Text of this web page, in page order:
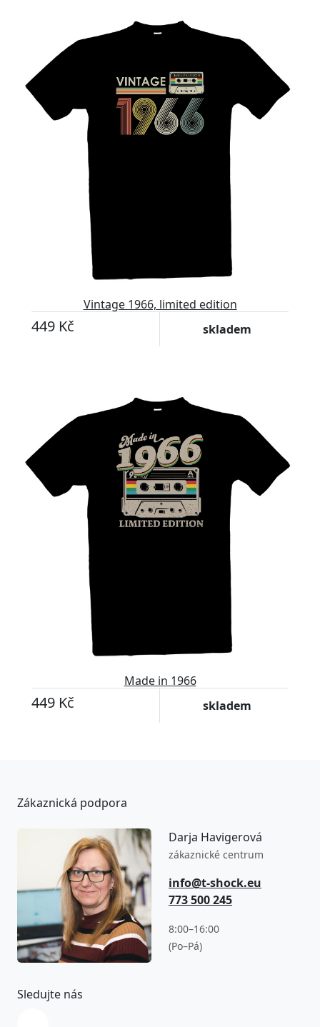
Vintage 1966, limited edition
449 Kč skladem
Made in 1966
449 Kč skladem
Zákaznická podpora
Darja Havigerová
zákaznické centrum
info@t-shock.eu
773 500 245
8:00–16:00
(Po–Pá)
Sledujte nás